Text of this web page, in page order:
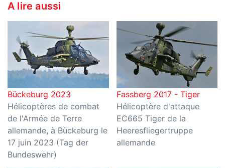
A lire aussi
Bückeburg 2023
Hélicoptères de combat
de l'Armée de Terre
allemande, à Bückeburg le
17 juin 2023 (Tag der
Bundeswehr)
Fassberg 2017 - Tiger
Hélicoptère d'attaque
EC665 Tiger de la
Heeresfliegertruppe
allemande